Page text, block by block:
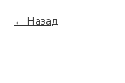
Назад